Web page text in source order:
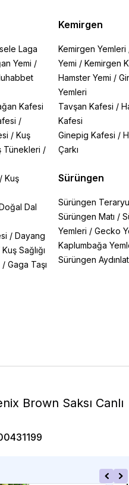
Laga
Yemi /
Kafesi
/
/ Kuş
Tünekleri /
/ Kuş
Dal
/ Dayang
Kuş Sağlığı
/ Gaga Taşı
Kemirgen
Kemirgen Yemleri
Yemi / Kemirgen
Hamster Yemi /
Yemleri
Tavşan Kafesi /
Kafesi
Ginepig Kafesi /
Çarkı
Sürüngen
Sürüngen
Sürüngen Matı /
Yemleri / Gecko
Kaplumbağa
Sürüngen
Brown Saksı Canlı